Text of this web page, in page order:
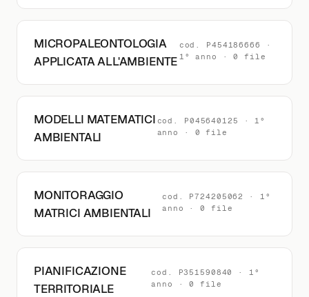
MICROPALEONTOLOGIA
APPLICATA ALL'AMBIENTE
cod. P454186666 ·
1° anno · 0 file
MODELLI MATEMATICI
AMBIENTALI
cod. P045640125 · 1°
anno · 0 file
MONITORAGGIO
MATRICI AMBIENTALI
cod. P724205062 · 1°
anno · 0 file
PIANIFICAZIONE
TERRITORIALE
cod. P351590840 · 1°
anno · 0 file